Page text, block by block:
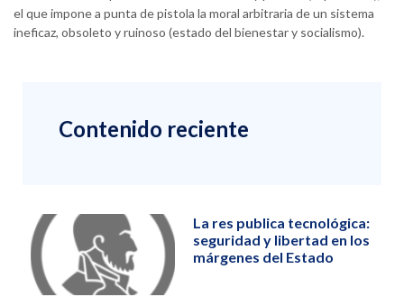
el que impone a punta de pistola la moral arbitraria de un sistema
ineficaz, obsoleto y ruinoso (estado del bienestar y socialismo).
Contenido reciente
La res publica tecnológica:
seguridad y libertad en los
márgenes del Estado